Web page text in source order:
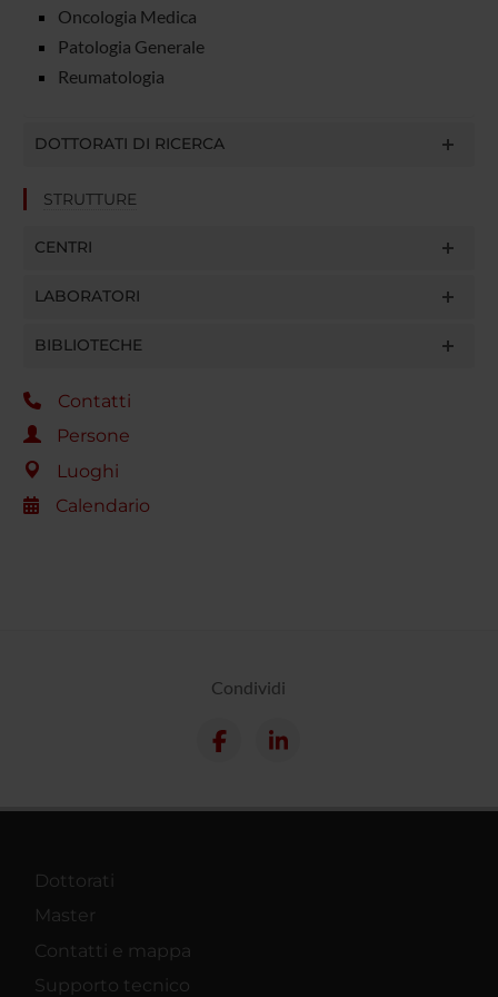
Oncologia Medica
Patologia Generale
Reumatologia
DOTTORATI DI RICERCA
STRUTTURE
CENTRI
LABORATORI
BIBLIOTECHE
Contatti
Persone
Luoghi
Calendario
Condividi
Dottorati
Master
Contatti e mappa
Supporto tecnico